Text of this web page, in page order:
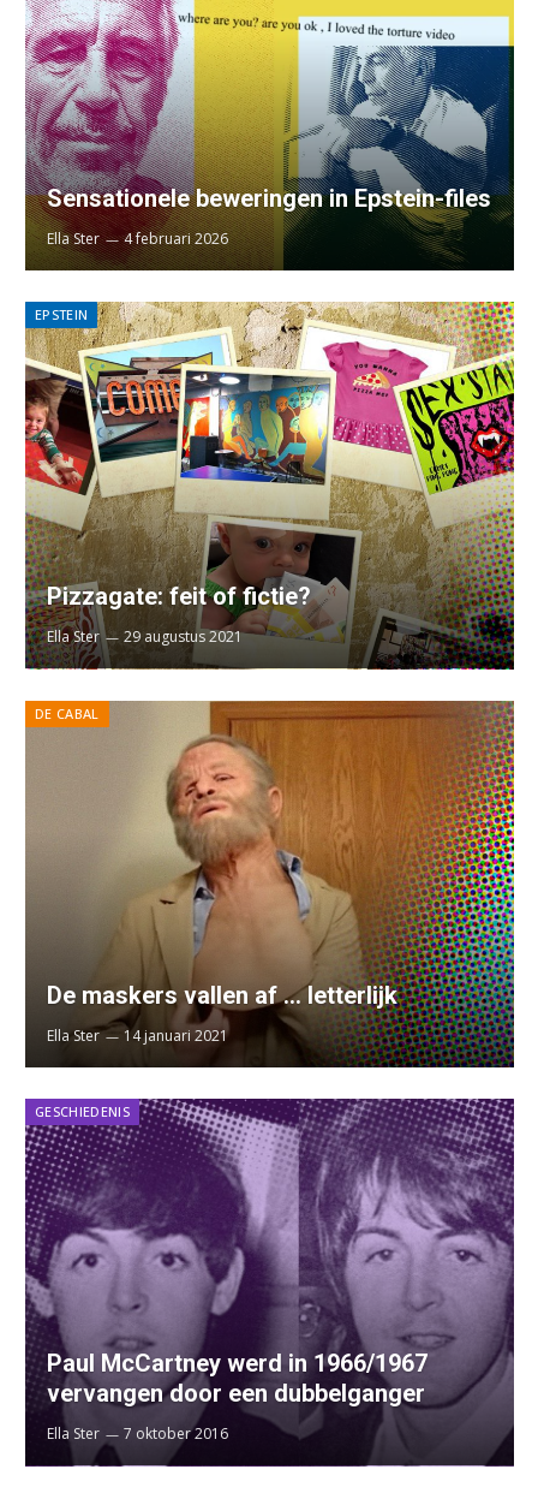
Sensationele beweringen in Epstein-files
Ella Ster 4 februari 2026
EPSTEIN
Pizzagate: feit of fictie?
Ella Ster 29 augustus 2021
DE CABAL
De maskers vallen af … letterlijk
Ella Ster 14 januari 2021
GESCHIEDENIS
Paul McCartney werd in 1966/1967
vervangen door een dubbelganger
Ella Ster 7 oktober 2016